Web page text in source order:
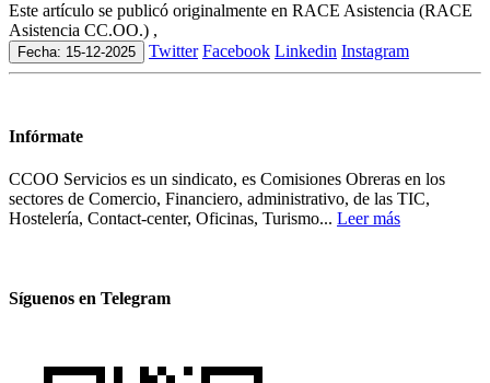
Este artículo se publicó originalmente en RACE Asistencia (RACE
Asistencia CC.OO.) ,
Fecha: 15-12-2025 Twitter Facebook Linkedin Instagram
Infórmate
CCOO Servicios es un sindicato, es Comisiones Obreras en los
sectores de Comercio, Financiero, administrativo, de las TIC,
Hostelería, Contact-center, Oficinas, Turismo... Leer más
Síguenos en Telegram